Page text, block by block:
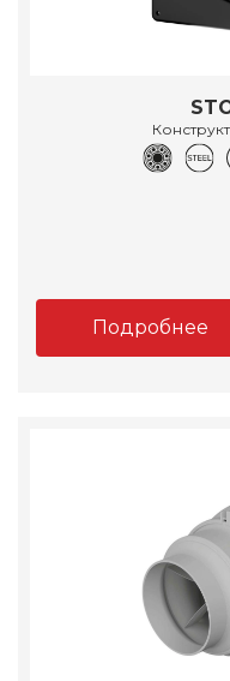
Подробнее